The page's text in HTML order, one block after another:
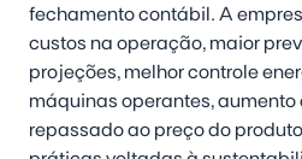
fechamento contábil. A
custos na operação, maior
projeções, melhor controle
máquinas operantes,
repassado ao preço do